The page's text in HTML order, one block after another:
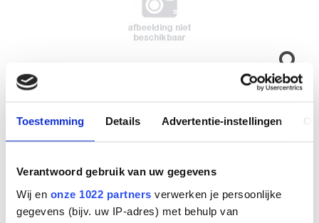
Toestemming Details Advertentie-instellingen
Verantwoord gebruik van uw gegevens
Wij en onze 1022 partners verwerken je persoonlijke
gegevens (bijv. uw IP-adres) met behulp van
USB 3.0 4-Port Hub